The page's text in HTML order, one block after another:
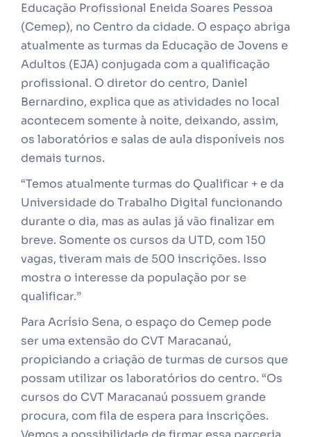
Educação Profissional Eneida Soares Pessoa
(Cemep), no Centro da cidade. O espaço abriga
atualmente as turmas da Educação de Jovens e
Adultos (EJA) conjugada com a qualificação
profissional. O diretor do centro, Daniel
Bernardino, explica que as atividades no local
acontecem somente à noite, deixando, assim,
os laboratórios e salas de aula disponíveis nos
demais turnos.
“Temos atualmente turmas do Qualificar + e da
Universidade do Trabalho Digital funcionando
durante o dia, mas as aulas já vão finalizar em
breve. Somente os cursos da UTD, com 150
vagas, tiveram mais de 500 inscrições. Isso
mostra o interesse da população por se
qualificar.”
Para Acrísio Sena, o espaço do Cemep pode
ser uma extensão do CVT Maracanaú,
propiciando a criação de turmas de cursos que
possam utilizar os laboratórios do centro. “Os
cursos do CVT Maracanaú possuem grande
procura, com fila de espera para inscrições.